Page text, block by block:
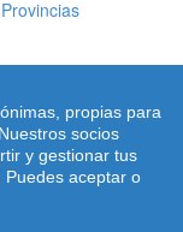
Osanetpropias para
socios
y gestionar tus
aceptar o